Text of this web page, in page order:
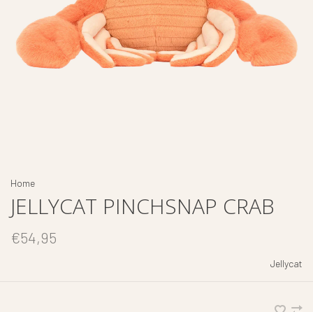
Home
JELLYCAT PINCHSNAP CRAB
€54,95
Jellycat